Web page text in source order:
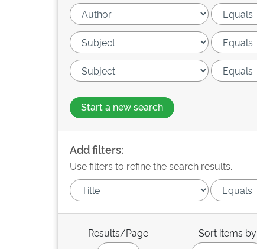
Start a new search
Add filters:
Use filters to refine the search results.
Results/Page Sort items by